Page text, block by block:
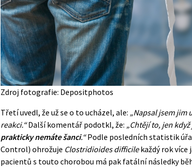
Zdroj fotografie: Depositphotos
Třetí uvedl, že už se o to ucházel, ale: „Napsal jsem jim
reakci.“Další komentář podotkl, že: „Chtějí to, jen
prakticky nemáte šanci.“Podle posledních statistik
Control) ohrožuje Clostridioides difficilekaždý rok více
pacientů s touto chorobou má pak fatální následky